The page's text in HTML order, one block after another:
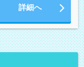
詳細へ